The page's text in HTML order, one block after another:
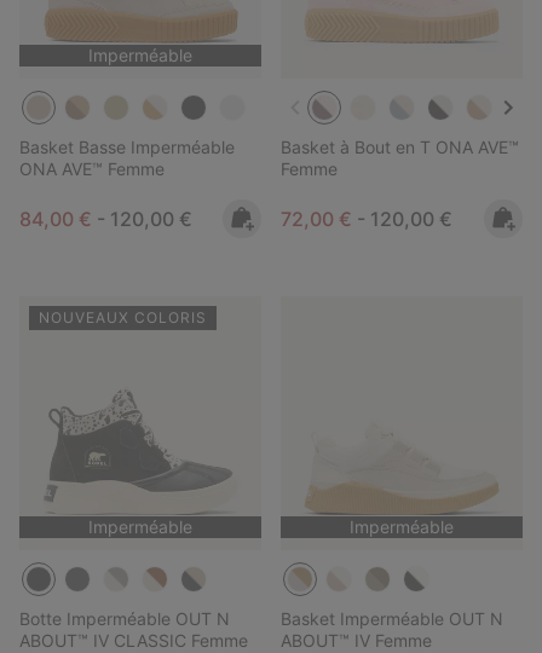
Imperméable
Basket Basse Imperméable
ONA AVE™ Femme
Minimum sale price:
84,00 € - Maximum price:
120,00 €
Basket à Bout en T ONA AVE™
Femme
Minimum sale price:
72,00 € - Maximum price:
120,00 €
NOUVEAUX COLORIS
Imperméable
Botte Imperméable OUT N
ABOUT™ IV CLASSIC Femme
Imperméable
Basket Imperméable OUT N
ABOUT™ IV Femme